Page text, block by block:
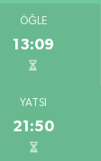
ÖĞLE
13:09
YATSI
21:50